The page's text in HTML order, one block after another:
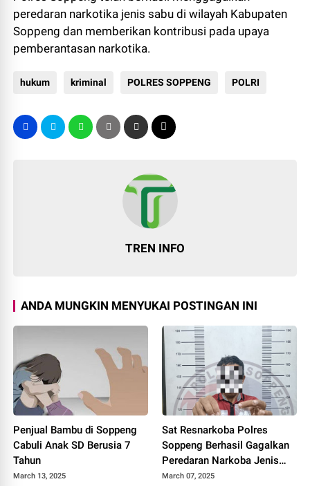
peredaran narkotika jenis sabu di wilayah Kabupaten
Soppeng dan memberikan kontribusi pada upaya
pemberantasan narkotika.
hukum kriminal POLRES SOPPENG POLRI
TREN INFO
ANDA MUNGKIN MENYUKAI POSTINGAN INI
Penjual Bambu di Soppeng
Cabuli Anak SD Berusia 7
Tahun
March 13, 2025
Sat Resnarkoba Polres
Soppeng Berhasil Gagalkan
Peredaran Narkoba Jenis
Sabu
March 07, 2025